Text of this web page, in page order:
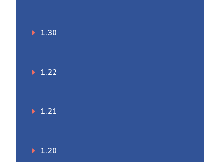
1.30
1.22
1.21
1.20